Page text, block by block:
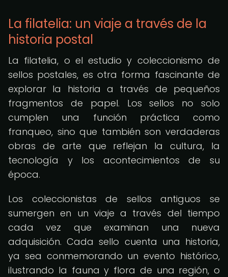
La filatelia: un viaje a través de la
historia postal
La filatelia, o el estudio y coleccionismo de
sellos postales, es otra forma fascinante de
explorar la historia a través de pequeños
fragmentos de papel. Los sellos no solo
cumplen una función práctica como
franqueo, sino que también son verdaderas
obras de arte que reflejan la cultura, la
tecnología y los acontecimientos de su
época.
Los coleccionistas de sellos antiguos se
sumergen en un viaje a través del tiempo
cada vez que examinan una nueva
adquisición. Cada sello cuenta una historia,
ya sea conmemorando un evento histórico,
ilustrando la fauna y flora de una región, o